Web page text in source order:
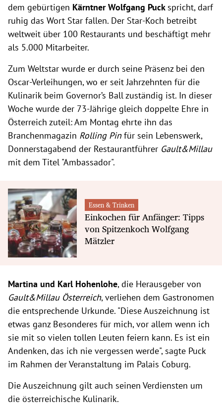
dem gebürtigen Kärntner Wolfgang Puckspricht, darf
ruhig das Wort Star fallen. Der Star-Koch betreibt
weltweit über 100 Restaurants und beschäftigt mehr
als 5.000 Mitarbeiter.
Zum Weltstar wurde er durch seine Präsenz bei den
Oscar-Verleihungen, wo er seit Jahrzehnten für die
Kulinarik beim Governor’s Ball zuständig ist. In dieser
Woche wurde der 73-Jährige gleich doppelte Ehre in
Österreich zuteil: Am Montag ehrte ihn das
Branchenmagazin Rolling Pinfür sein Lebenswerk,
Donnerstagabend der Restaurantführer Gault&Millau
mit dem Titel "Ambassador".
Essen & Trinken
Einkochen für Anfänger: Tipps
von Spitzenkoch Wolfgang
Mätzler
Martina und Karl Hohenlohe, die Herausgeber von
Gault&Millau Österreich, verliehen dem Gastronomen
die entsprechende Urkunde. "Diese Auszeichnung ist
etwas ganz Besonderes für mich, vor allem wenn ich
sie mit so vielen tollen Leuten feiern kann. Es ist ein
Andenken, das ich nie vergessen werde", sagte Puck
im Rahmen der Veranstaltung im Palais Coburg.
Die Auszeichnung gilt auch seinen Verdiensten um
die österreichische Kulinarik.